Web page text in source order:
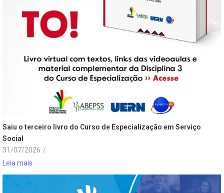
Saiu o terceiro livro do Curso de Especialização em Serviço
Social
31/07/2026 /
Leia mais